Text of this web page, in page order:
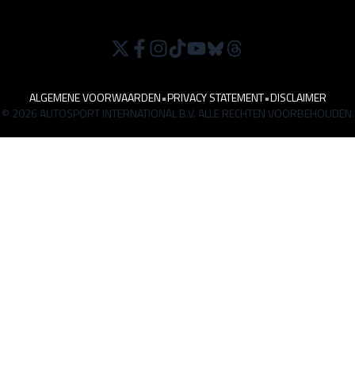
ALGEMENE VOORWAARDEN•PRIVACY STATEMENT•DISCLAIMER
© 2026 AUTOSPORT INTERNATIONAL B.V. ALLE RECHTEN VOORBEHOUDEN.